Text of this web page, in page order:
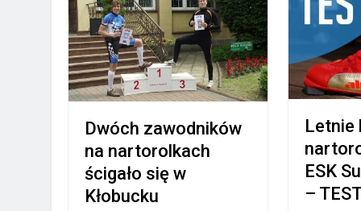
Dwóch zawodników
na nartorolkach
ścigało się w
Kłobucku
Letnie
ESK
–